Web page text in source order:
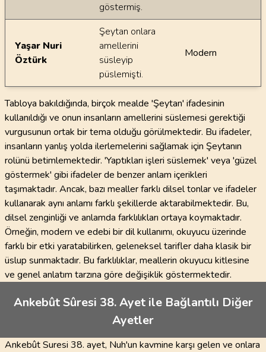
göstermiş.
Yaşar Nuri
Öztürk
Şeytan onlara
amellerini
süsleyip
püslemişti.
Modern
Tabloya bakıldığında, birçok mealde 'Şeytan' ifadesinin
kullanıldığı ve onun insanların amellerini süslemesi gerektiği
vurgusunun ortak bir tema olduğu görülmektedir. Bu ifadeler,
insanların yanlış yolda ilerlemelerini sağlamak için Şeytanın
rolünü betimlemektedir. 'Yaptıkları işleri süslemek' veya 'güzel
göstermek' gibi ifadeler de benzer anlam içerikleri
taşımaktadır. Ancak, bazı mealler farklı dilsel tonlar ve ifadeler
kullanarak aynı anlamı farklı şekillerde aktarabilmektedir. Bu,
dilsel zenginliği ve anlamda farklılıkları ortaya koymaktadır.
Örneğin, modern ve edebi bir dil kullanımı, okuyucu üzerinde
farklı bir etki yaratabilirken, geleneksel tarifler daha klasik bir
üslup sunmaktadır. Bu farklılıklar, meallerin okuyucu kitlesine
ve genel anlatım tarzına göre değişiklik göstermektedir.
Ankebût Sûresi 38. Ayet ile Bağlantılı Diğer
Ayetler
Ankebût Suresi 38. ayet, Nuh'un kavmine karşı gelen ve onlara